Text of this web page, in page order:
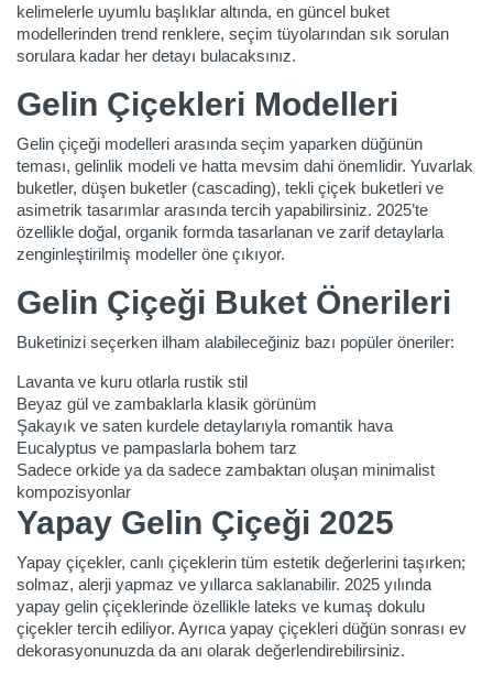
kelimelerle uyumlu başlıklar altında, en güncel buket
modellerinden trend renklere, seçim tüyolarından sık sorulan
sorulara kadar her detayı bulacaksınız.
Gelin Çiçekleri Modelleri
Gelin çiçeği modelleri arasında seçim yaparken düğünün
teması, gelinlik modeli ve hatta mevsim dahi önemlidir. Yuvarlak
buketler, düşen buketler (cascading), tekli çiçek buketleri ve
asimetrik tasarımlar arasında tercih yapabilirsiniz. 2025’te
özellikle doğal, organik formda tasarlanan ve zarif detaylarla
zenginleştirilmiş modeller öne çıkıyor.
Gelin Çiçeği Buket Önerileri
Buketinizi seçerken ilham alabileceğiniz bazı popüler öneriler:
Lavanta ve kuru otlarla rustik stil
Beyaz gül ve zambaklarla klasik görünüm
Şakayık ve saten kurdele detaylarıyla romantik hava
Eucalyptus ve pampaslarla bohem tarz
Sadece orkide ya da sadece zambaktan oluşan minimalist
kompozisyonlar
Yapay Gelin Çiçeği 2025
Yapay çiçekler, canlı çiçeklerin tüm estetik değerlerini taşırken;
solmaz, alerji yapmaz ve yıllarca saklanabilir. 2025 yılında
yapay gelin çiçeklerinde özellikle lateks ve kumaş dokulu
çiçekler tercih ediliyor. Ayrıca yapay çiçekleri düğün sonrası ev
dekorasyonunuzda da anı olarak değerlendirebilirsiniz.